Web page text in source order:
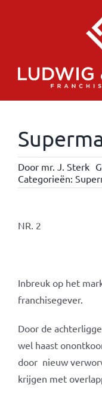
Door mr. J. Sterk
Categorieën:
NR. 2
Inbreuk op het
franchisegever.
Door de
wel haast
door nieuw
krijgen met